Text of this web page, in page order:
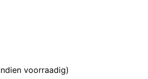
voorraadig)